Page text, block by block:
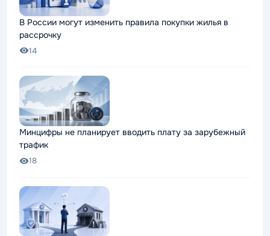
В России могут изменить правила покупки жилья в
рассрочку
14
Минцифры не планирует вводить плату за зарубежный
трафик
18